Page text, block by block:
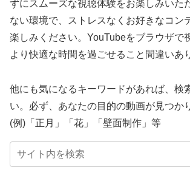
ずにスムーズな視聴体験をお楽しみいた
ない環境で、ストレスなくお好きなコン
楽しみください。YouTubeをブラウザで
より快適な時間を過ごせること間違いあ
他にも気になるキーワードがあれば、検
い。必ず、あなたの目的の動画が見
(例)「正月」「花」「壁面制作」等